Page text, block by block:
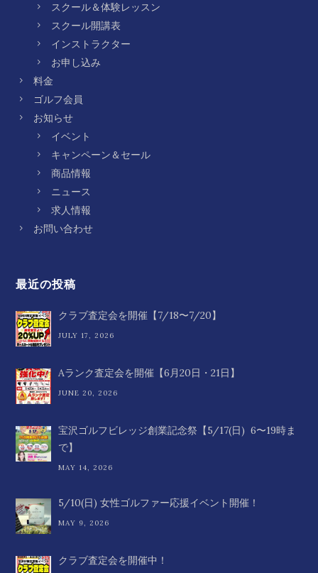
スクール＆体験レッスン
スクール開講表
インストラクター
お申し込み
料金
ゴルフ会員
お知らせ
イベント
キャンペーン＆セール
商品情報
ニュース
求人情報
お問い合わせ
最近の投稿
クラブ査定会を開催【7/18〜7/20】
JULY 17, 2026
Aランク査定会を開催【6月20日・21日】
JUNE 20, 2026
宝沢ゴルフビレッジ創業記念祭【5/17(日) 6〜19時ま
で】
MAY 14, 2026
5/10(日) 女性ゴルファー応援イベント開催！
MAY 9, 2026
クラブ査定会を開催中！